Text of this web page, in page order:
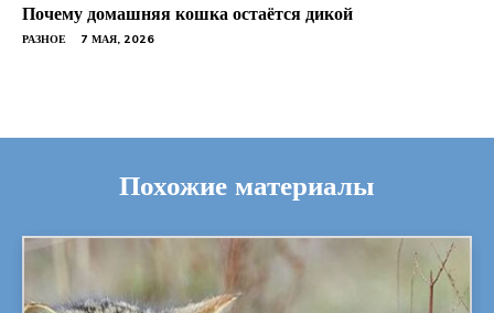
Почему домашняя кошка остаётся дикой
РАЗНОЕ 7 МАЯ, 2026
Похожие материалы